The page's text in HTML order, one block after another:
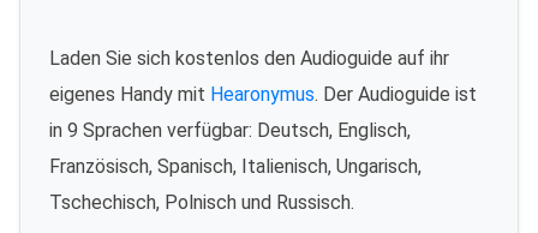
Laden Sie sich kostenlos den Audioguide auf ihr
eigenes Handy mit Hearonymus. Der Audioguide ist
in 9 Sprachen verfügbar: Deutsch, Englisch,
Französisch, Spanisch, Italienisch, Ungarisch,
Tschechisch, Polnisch und Russisch.